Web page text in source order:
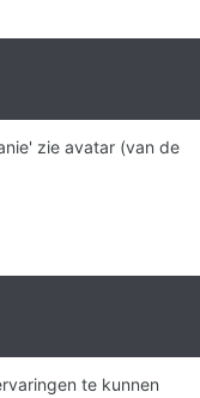
zie avatar (van de
te kunnen